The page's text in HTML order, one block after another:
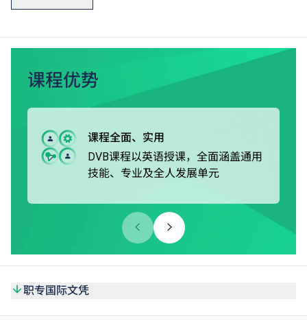
的设计、工程、运动的专业单元皆采用英国BTEC第三级延
伸文凭课程，学生可按兴趣选修，并透过专题研习提升知识
和技能。
修毕职专国际课程后，学生可选择升读本地或非本地大学，
课程优势
课程全面、实用
DVB课程以英语授课，全面涵盖通用
技能、专业及全人发展单元
职专国际文凭